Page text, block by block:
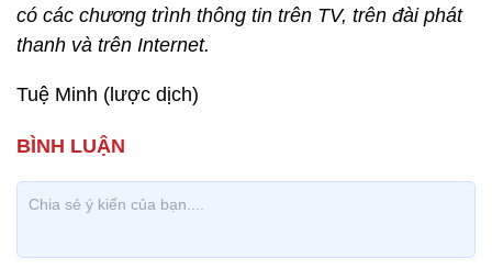
có các chương trình thông tin trên TV, trên đài phát
thanh và trên Internet.
Tuệ Minh (lược dịch)